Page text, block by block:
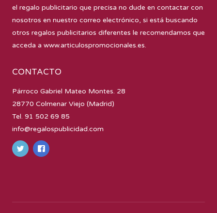
el regalo publicitario que precisa no dude en contactar con
nosotros en nuestro correo electrónico, si está buscando
otros regalos publicitarios diferentes le recomendamos que
acceda a www.articulospromocionales.es.
CONTACTO
Párroco Gabriel Mateo Montes. 28
28770 Colmenar Viejo (Madrid)
Tel. 91 502 69 85
info@regalospublicidad.com